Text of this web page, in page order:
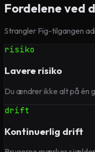
Fordelene ved
Strangler Fig-tilgangen
risiko
Lavere risiko
Du ændrer ikke alt på
drift
Kontinuerlig drift